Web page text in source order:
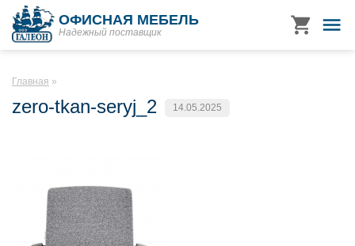
ОФИСНАЯ МЕБЕЛЬ
Надежный поставщик
Главная
zero-tkan-seryj_2 14.05.2025